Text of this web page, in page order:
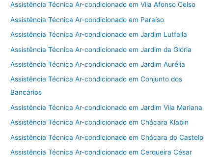
Assistência Técnica Ar-condicionado em Vila Afonso Celso
Assistência Técnica Ar-condicionado em Paraíso
Assistência Técnica Ar-condicionado em Jardim Lutfalla
Assistência Técnica Ar-condicionado em Jardim da Glória
Assistência Técnica Ar-condicionado em Jardim Aurélia
Assistência Técnica Ar-condicionado em Conjunto dos
Bancários
Assistência Técnica Ar-condicionado em Jardim Vila Mariana
Assistência Técnica Ar-condicionado em Chácara Klabin
Assistência Técnica Ar-condicionado em Chácara do Castelo
Assistência Técnica Ar-condicionado em Cerqueira César